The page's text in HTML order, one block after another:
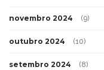
novembro 2024 (9)
outubro 2024 (10)
setembro 2024 (8)